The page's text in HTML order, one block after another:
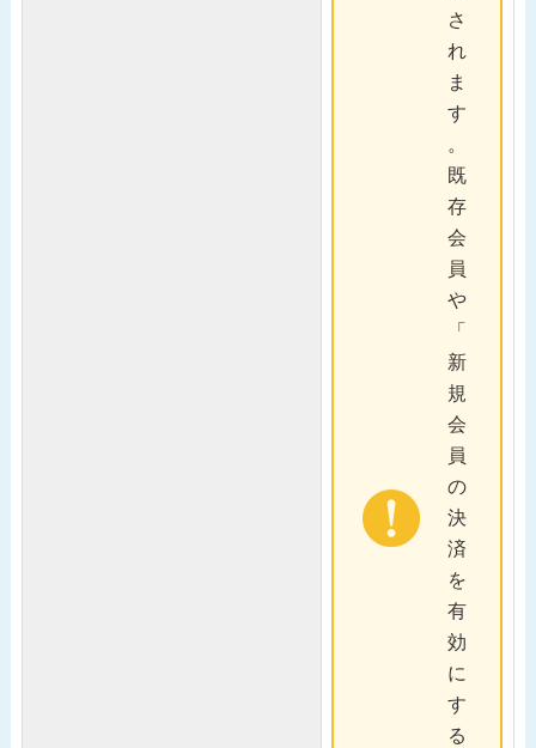
さ
れ
ま
す
。
既
存
会
員
や
「
新
規
会
員
の
決
済
を
有
効
に
す
る